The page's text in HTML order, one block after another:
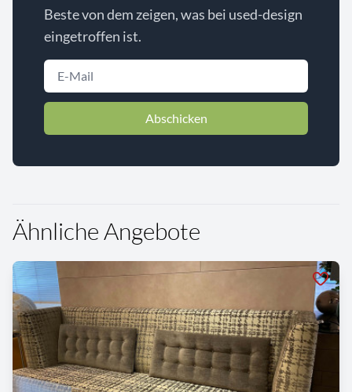
Beste von dem zeigen, was bei used-design
eingetroffen ist.
Abschicken
Ähnliche Angebote